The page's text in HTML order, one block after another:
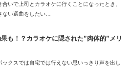
合いで上司とカラオケに行くことになったとき、
ない選曲をしたい…
も！？カラオケに隠された”肉体的”メリ
ックスでは自宅では行えない思いっきり声を出し